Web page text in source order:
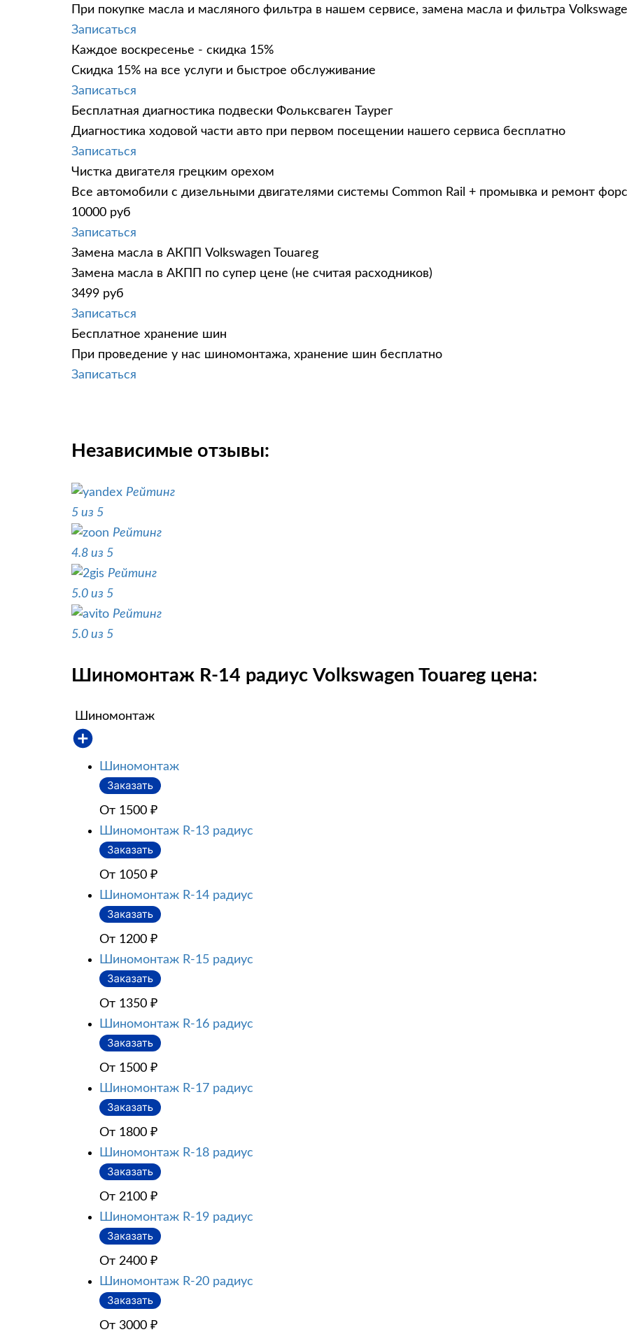
При покупке масла и масляного фильтра в нашем сервисе, замена масла и фильтра
Записаться
Каждое воскресенье - скидка 15%
Скидка 15% на все услуги и быстрое обслуживание
Записаться
Бесплатная диагностика подвески Фольксваген Таурег
Диагностика ходовой части авто при первом посещении нашего сервиса бесплатно
Записаться
Чистка двигателя грецким орехом
Все автомобили c дизельными двигателями системы Common Rail + промывка и ремонт
10000 руб
Записаться
Замена масла в АКПП Volkswagen Touareg
Замена масла в АКПП по супер цене (не считая расходников)
3499 руб
Записаться
Бесплатное хранение шин
При проведение у нас шиномонтажа, хранение шин бесплатно
Записаться
Независимые отзывы:
Рейтинг
5 из 5
Рейтинг
4.8 из 5
Рейтинг
5.0 из 5
Рейтинг
5.0 из 5
Шиномонтаж R-14 радиус Volkswagen Touareg цена:
Шиномонтаж
Шиномонтаж
От 1500 ₽
Шиномонтаж R-13 радиус
От 1050 ₽
Шиномонтаж R-14 радиус
От 1200 ₽
Шиномонтаж R-15 радиус
От 1350 ₽
Шиномонтаж R-16 радиус
От 1500 ₽
Шиномонтаж R-17 радиус
От 1800 ₽
Шиномонтаж R-18 радиус
От 2100 ₽
Шиномонтаж R-19 радиус
От 2400 ₽
Шиномонтаж R-20 радиус
От 3000 ₽